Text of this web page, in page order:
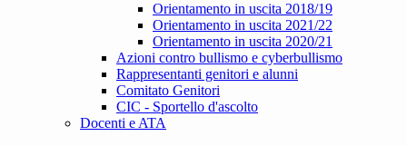
Orientamento in uscita 2018/19
Orientamento in uscita 2021/22
Orientamento in uscita 2020/21
Azioni contro bullismo e cyberbullismo
Rappresentanti genitori e alunni
Comitato Genitori
CIC - Sportello d'ascolto
Docenti e ATA